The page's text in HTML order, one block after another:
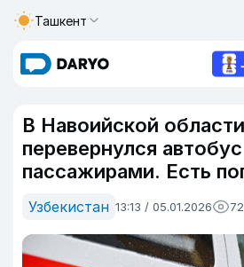
Ташкент
В Навоийской области
перевернулся
пассажирами. Есть
Узбекистан 13:13 / 05.01.2026